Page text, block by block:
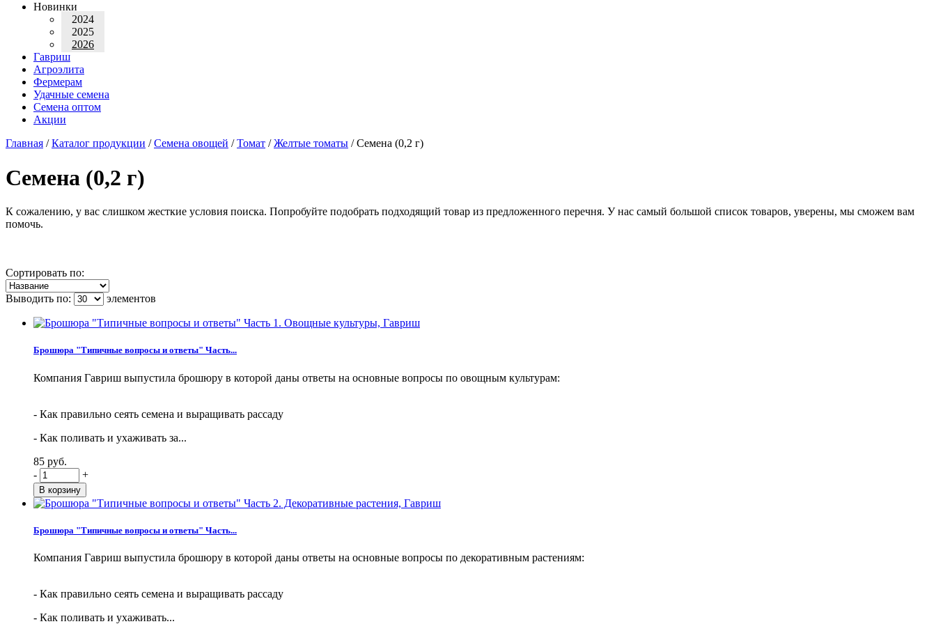
Новинки
2024
2025
2026
Гавриш
Агроэлита
Фермерам
Удачные семена
Семена оптом
Акции
Главная /Каталог продукции /Семена овощей /Томат /Желтые томаты /Семена (0,2 г)
Семена (0,2 г)
К сожалению, у вас слишком жесткие условия поиска. Попробуйте подобрать подходящий товар из предложенного перечня. У нас самый большой список товаров, уверены, мы сможем вам
помочь.
Сортировать по:
Выводить по: элементов
Брошюра "Типичные вопросы и ответы" Часть...
Компания Гавриш выпустила брошюру в которой даны ответы на основные вопросы по овощным культурам:
- Как правильно сеять семена и выращивать рассаду
- Как поливать и ухаживать за...
85 руб.
-
+
Брошюра "Типичные вопросы и ответы" Часть...
Компания Гавриш выпустила брошюру в которой даны ответы на основные вопросы по декоративным растениям:
- Как правильно сеять семена и выращивать рассаду
- Как поливать и ухаживать...